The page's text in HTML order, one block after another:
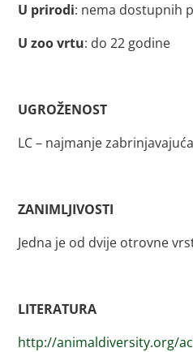
U prirodi: nema dostupnih
U zoo vrtu: do 22 godine
UGROŽENOST
LC – najmanje
ZANIMLJIVOSTI
Jedna je od dvije otrovne
LITERATURA
http://animaldiversity.org/